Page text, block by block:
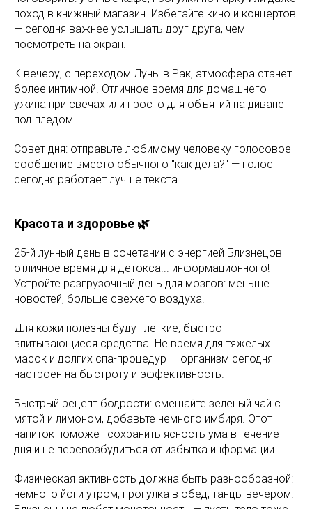
поход в книжный магазин. Избегайте кино и концертов
— сегодня важнее услышать друг друга, чем
посмотреть на экран.
К вечеру, с переходом Луны в Рак, атмосфера станет
более интимной. Отличное время для домашнего
ужина при свечах или просто для объятий на диване
под пледом.
Совет дня: отправьте любимому человеку голосовое
сообщение вместо обычного "как дела?" — голос
сегодня работает лучше текста.
Красота и здоровье 🌿
25-й лунный день в сочетании с энергией Близнецов —
отличное время для детокса... информационного!
Устройте разгрузочный день для мозгов: меньше
новостей, больше свежего воздуха.
Для кожи полезны будут легкие, быстро
впитывающиеся средства. Не время для тяжелых
масок и долгих спа-процедур — организм сегодня
настроен на быстроту и эффективность.
Быстрый рецепт бодрости: смешайте зеленый чай с
мятой и лимоном, добавьте немного имбиря. Этот
напиток поможет сохранить ясность ума в течение
дня и не перевозбудиться от избытка информации.
Физическая активность должна быть разнообразной:
немного йоги утром, прогулка в обед, танцы вечером.